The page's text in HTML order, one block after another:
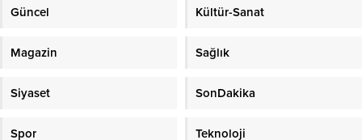
Güncel Kültür-Sanat
Magazin Sağlık
Siyaset SonDakika
Spor Teknoloji